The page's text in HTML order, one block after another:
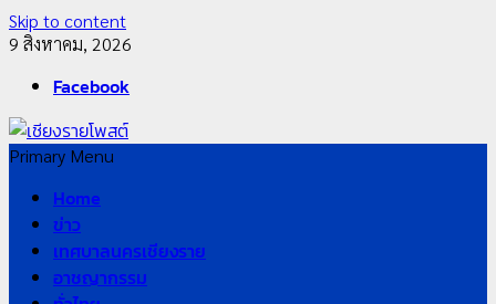
Skip to content
9 สิงหาคม, 2026
Facebook
Primary Menu
Home
ข่าว
เทศบาลนครเชียงราย
อาชญากรรม